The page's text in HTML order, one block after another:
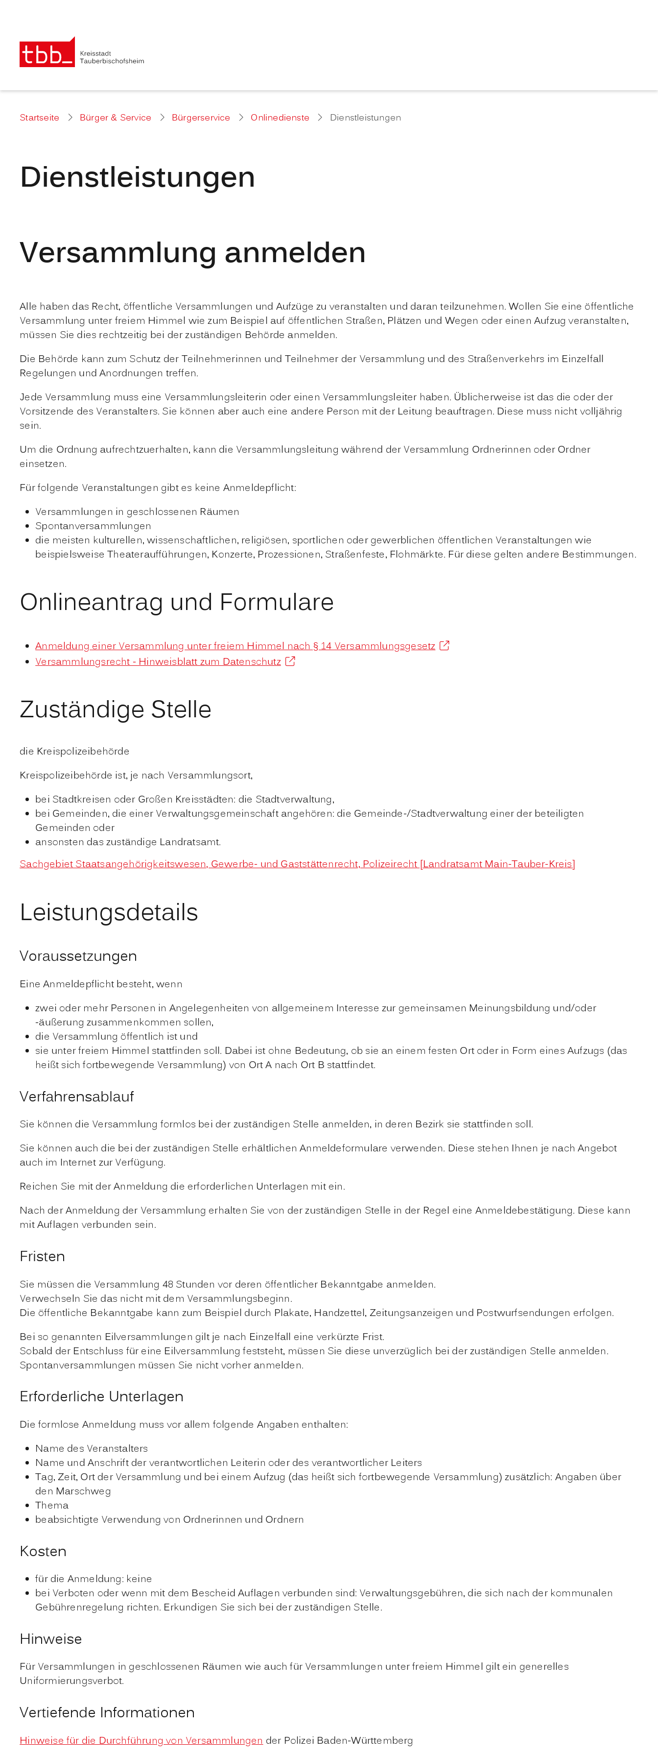
Startseite Bürger & Service Bürgerservice Onlinedienste Dienstleistungen
Dienstleistungen
Versammlung anmelden
Alle haben das Recht, öffentliche Versammlungen und Aufzüge zu veranstalten und daran teilzunehmen. Wollen Sie eine öffentliche
Versammlung unter freiem Himmel wie zum Beispiel auf öffentlichen Straßen, Plätzen und Wegen oder einen Aufzug veranstalten,
müssen Sie dies rechtzeitig bei der zuständigen Behörde anmelden.
Die Behörde kann zum Schutz der Teilnehmerinnen und Teilnehmer der Versammlung und des Straßenverkehrs im Einzelfall
Regelungen und Anordnungen treffen.
Jede Versammlung muss eine Versammlungsleiterin oder einen Versammlungsleiter haben. Üblicherweise ist das die oder der
Vorsitzende des Veranstalters. Sie können aber auch eine andere Person mit der Leitung beauftragen. Diese muss nicht volljährig
sein.
Um die Ordnung aufrechtzuerhalten, kann die Versammlungsleitung während der Versammlung Ordnerinnen oder Ordner
einsetzen.
Für folgende Veranstaltungen gibt es keine Anmeldepflicht:
Versammlungen in geschlossenen Räumen
Spontanversammlungen
die meisten kulturellen, wissenschaftlichen, religiösen, sportlichen oder gewerblichen öffentlichen Veranstaltungen wie
beispielsweise Theateraufführungen, Konzerte, Prozessionen, Straßenfeste, Flohmärkte. Für diese gelten andere Bestimmungen.
Onlineantrag und Formulare
Anmeldung einer Versammlung unter freiem Himmel nach § 14 Versammlungsgesetz
Versammlungsrecht - Hinweisblatt zum Datenschutz
Zuständige Stelle
die Kreispolizeibehörde
Kreispolizeibehörde ist, je nach Versammlungsort,
bei Stadtkreisen oder Großen Kreisstädten: die Stadtverwaltung,
bei Gemeinden, die einer Verwaltungsgemeinschaft angehören: die Gemeinde-/Stadtverwaltung einer der beteiligten
Gemeinden oder
ansonsten das zuständige Landratsamt.
Sachgebiet Staatsangehörigkeitswesen, Gewerbe- und Gaststättenrecht, Polizeirecht [Landratsamt Main-Tauber-Kreis]
Leistungsdetails
Voraussetzungen
Eine Anmeldepflicht besteht, wenn
zwei oder mehr Personen in Angelegenheiten von allgemeinem Interesse zur gemeinsamen Meinungsbildung und/oder
-äußerung zusammenkommen sollen,
die Versammlung öffentlich ist und
sie unter freiem Himmel stattfinden soll. Dabei ist ohne Bedeutung, ob sie an einem festen Ort oder in Form eines Aufzugs (das
heißt sich fortbewegende Versammlung) von Ort A nach Ort B stattfindet.
Verfahrensablauf
Sie können die Versammlung formlos bei der zuständigen Stelle anmelden, in deren Bezirk sie stattfinden soll.
Sie können auch die bei der zuständigen Stelle erhältlichen Anmeldeformulare verwenden. Diese stehen Ihnen je nach Angebot
auch im Internet zur Verfügung.
Reichen Sie mit der Anmeldung die erforderlichen Unterlagen mit ein.
Nach der Anmeldung der Versammlung erhalten Sie von der zuständigen Stelle in der Regel eine Anmeldebestätigung. Diese kann
mit Auflagen verbunden sein.
Fristen
Sie müssen die Versammlung 48 Stunden vor deren öffentlicher Bekanntgabe anmelden.
Verwechseln Sie das nicht mit dem Versammlungsbeginn.
Die öffentliche Bekanntgabe kann zum Beispiel durch Plakate, Handzettel, Zeitungsanzeigen und Postwurfsendungen erfolgen.
Bei so genannten Eilversammlungen gilt je nach Einzelfall eine verkürzte Frist.
Sobald der Entschluss für eine Eilversammlung feststeht, müssen Sie diese unverzüglich bei der zuständigen Stelle anmelden.
Spontanversammlungen müssen Sie nicht vorher anmelden.
Erforderliche Unterlagen
Die formlose Anmeldung muss vor allem folgende Angaben enthalten:
Name des Veranstalters
Name und Anschrift der verantwortlichen Leiterin oder des verantwortlicher Leiters
Tag, Zeit, Ort der Versammlung und bei einem Aufzug (das heißt sich fortbewegende Versammlung) zusätzlich: Angaben über
den Marschweg
Thema
beabsichtigte Verwendung von Ordnerinnen und Ordnern
Kosten
für die Anmeldung: keine
bei Verboten oder wenn mit dem Bescheid Auflagen verbunden sind: Verwaltungsgebühren, die sich nach der kommunalen
Gebührenregelung richten. Erkundigen Sie sich bei der zuständigen Stelle.
Hinweise
Für Versammlungen in geschlossenen Räumen wie auch für Versammlungen unter freiem Himmel gilt ein generelles
Uniformierungsverbot.
Vertiefende Informationen
Hinweise für die Durchführung von Versammlungender Polizei Baden-Württemberg